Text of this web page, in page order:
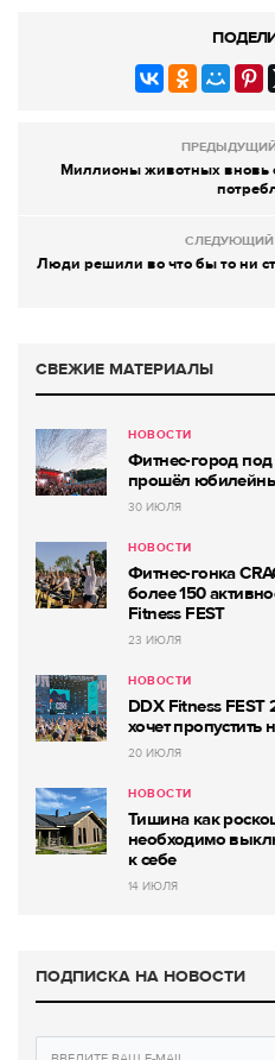
Миллионы животных вновь
СЛЕДУЮЩИЙ
Люди решили во что бы то ни
СВЕЖИЕ МАТЕРИАЛЫ
НОВОСТИ
Фитнес-город
прошёл
30 ИЮЛЯ
НОВОСТИ
Фитнес-гонка
более 150
Fitness FEST
23 ИЮЛЯ
НОВОСТИ
DDX Fitness FEST
хочет пропустить
20 ИЮЛЯ
НОВОСТИ
Тишина как
необходимо
к себе
14 ИЮЛЯ
ПОДПИСКА НА НОВОСТИ